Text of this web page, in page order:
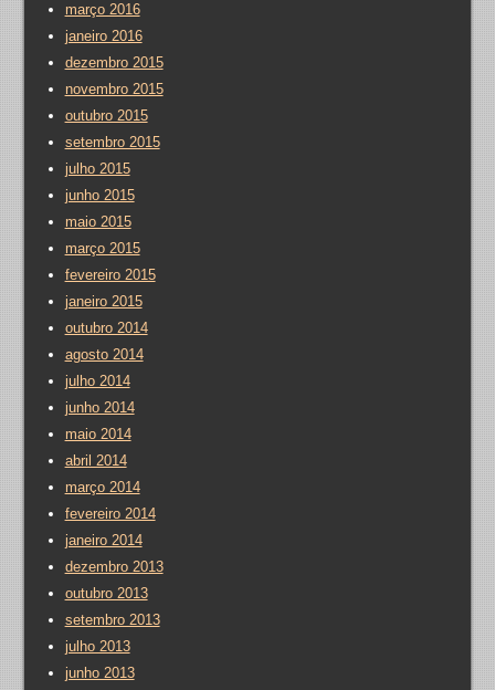
março 2016
janeiro 2016
dezembro 2015
novembro 2015
outubro 2015
setembro 2015
julho 2015
junho 2015
maio 2015
março 2015
fevereiro 2015
janeiro 2015
outubro 2014
agosto 2014
julho 2014
junho 2014
maio 2014
abril 2014
março 2014
fevereiro 2014
janeiro 2014
dezembro 2013
outubro 2013
setembro 2013
julho 2013
junho 2013